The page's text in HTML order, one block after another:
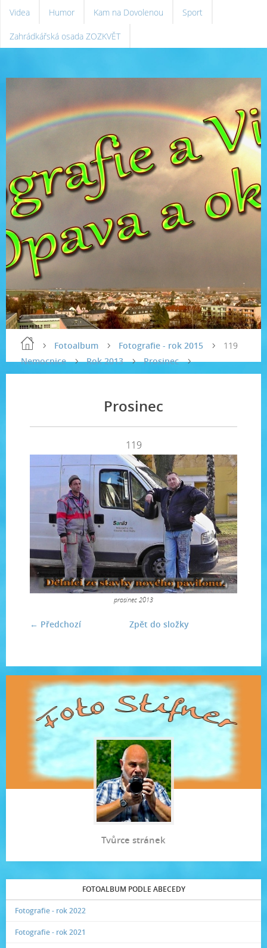
Videa Humor Kam na Dovolenou Sport
Zahrádkářská osada ZOZKVĚT
Fotoalbum
Fotografie - rok 2015
Nemocnice
Rok 2013 Prosinec
119
Prosinec
119
prosinec 2013
← Předchozí Zpět do složky
Tvůrce stránek
FOTOALBUM PODLE ABECEDY
Fotografie - rok 2022
Fotografie - rok 2021